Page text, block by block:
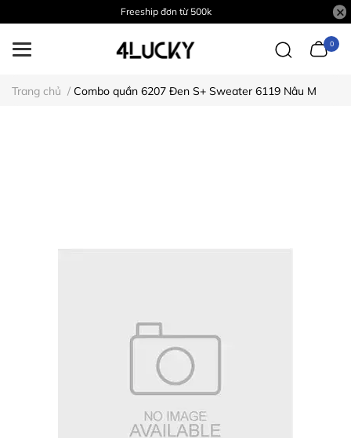
Freeship đơn từ 500k
0
Trang chủ / Combo quần 6207 Đen S+ Sweater 6119 Nâu M